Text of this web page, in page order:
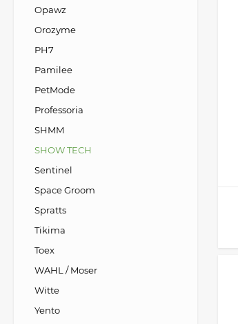
Opawz
Orozyme
PH7
Pamilee
PetMode
Professoria
SHMM
SHOW TECH
Sentinel
Space Groom
Spratts
Tikima
Toex
WAHL / Moser
Witte
Yento